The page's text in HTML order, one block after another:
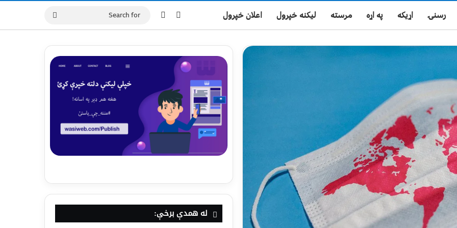
رسنۍ اړیکه په اړه مرسته لیکنه خپرول اعلان خپرول
له همدې برخې: